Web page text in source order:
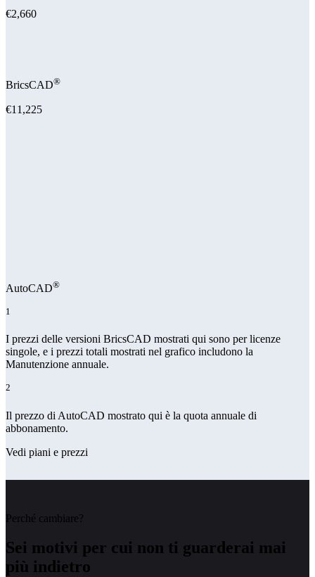
€2,660
BricsCAD®
€11,225
AutoCAD®
1
I prezzi delle versioni BricsCAD mostrati qui sono per licenze
singole, e i prezzi totali mostrati nel grafico includono la
Manutenzione annuale.
2
Il prezzo di AutoCAD mostrato qui è la quota annuale di
abbonamento.
Vedi piani e prezzi
Perché cambiare?
Sei motivi per cui non ti guarderai mai
più indietro